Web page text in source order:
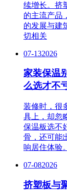
续增长。挤
的主流产品
的发展与建
切相关
07-132026
家装保温
么选才不
装修时，很
具上，却忽
保温板选不
骨，还可能
响居住体验。
07-082026
挤塑板与